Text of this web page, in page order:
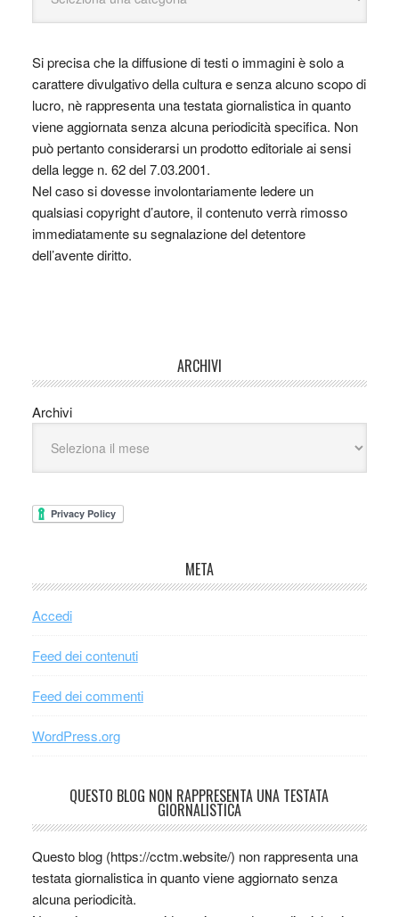
Si precisa che la diffusione di testi o immagini è solo a
carattere divulgativo della cultura e senza alcuno scopo di
lucro, nè rappresenta una testata giornalistica in quanto
viene aggiornata senza alcuna periodicità specifica. Non
può pertanto considerarsi un prodotto editoriale ai sensi
della legge n. 62 del 7.03.2001.
Nel caso si dovesse involontariamente ledere un
qualsiasi copyright d’autore, il contenuto verrà rimosso
immediatamente su segnalazione del detentore
dell’avente diritto.
ARCHIVI
Archivi
META
Accedi
Feed dei contenuti
Feed dei commenti
WordPress.org
QUESTO BLOG NON RAPPRESENTA UNA TESTATA
GIORNALISTICA
Questo blog (https://cctm.website/) non rappresenta una
testata giornalistica in quanto viene aggiornato senza
alcuna periodicità.